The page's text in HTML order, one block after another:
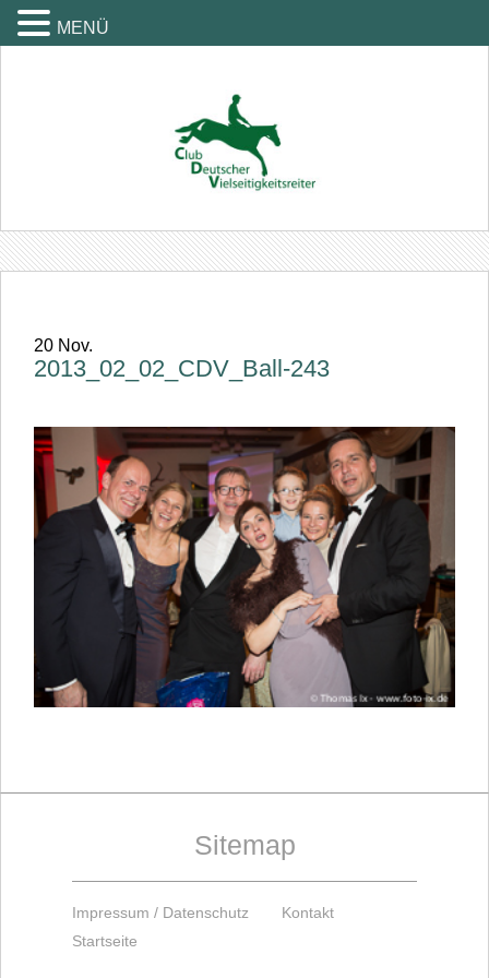
20 Nov.
2013_02_02_CDV_Ball-243
Sitemap
Impressum / Datenschutz
Kontakt
Startseite
MENÜ